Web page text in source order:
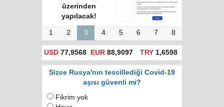
üzerinden
yapılacak!
1 2 3 4 5 6 7 8
USD 77,9568 EUR 88,9097 TRY1,6598
Sizce Rusya'nın tescillediği Covid-19
aşısı güvenli mi?
Fikrim yok